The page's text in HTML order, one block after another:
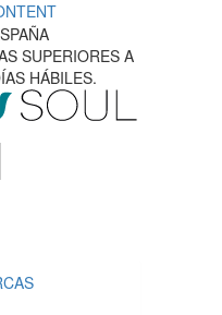
SUPERIORES A
HÁBILES.